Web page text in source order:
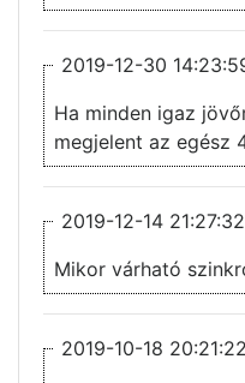
2019-12-30
Ha minden igaz
megjelent az egész
2019-12-14
Mikor várható
2019-10-18